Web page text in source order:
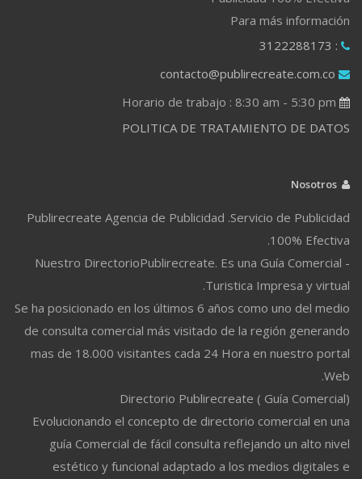
Para más información
: 3122288173
contacto@publirecreate.com.co
POLITICA DE TRATAMIENTO DE DATOS
Publirecreate Agencia de Publicidad .Servicio de Publicidad
100% Efectiva.
Nuestro DirectorioPublirecreate. Es una Guía Comercial -
Turistica Impresa y virtual.
Se ha posicionado en los últimos 6 años como uno del medio
de consulta comercial más visitado de la región generando
mas de 18.000 visitantes cada 24 Hora en nuestro portal
Web.
Directorio Publirecreate ( Guía Comercial)
Evolucionando el concepto de directorio comercial en una
guía Comercial de fácil consulta reflejando un alto nivel
estético y funcional adaptado a los medios digitales e